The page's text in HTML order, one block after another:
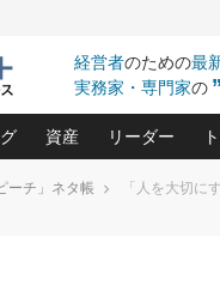
経営者のための最
実務家・専門家の
戦略(96)
善」横田尚哉氏(5)
資産 リーダー
ーチ」ネタ帳 「人を大切に